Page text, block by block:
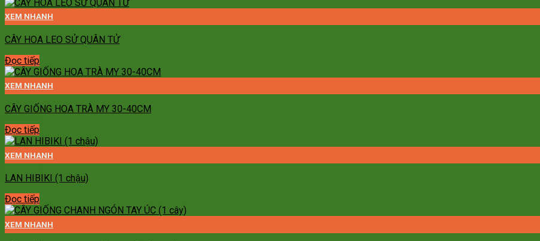
XEM NHANH
CÂY HOA LEO SỬ QUÂN TỬ
Đọc tiếp
XEM NHANH
CÂY GIỐNG HOA TRÀ MY 30-40CM
Đọc tiếp
XEM NHANH
LAN HIBIKI (1 chậu)
Đọc tiếp
XEM NHANH